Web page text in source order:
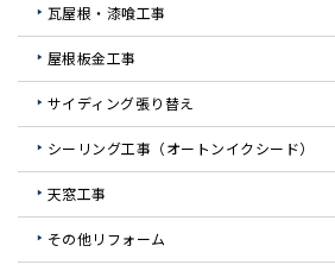
瓦屋根・漆喰工事
屋根板金工事
サイディング張り替え
シーリング工事（オートンイクシード）
天窓工事
その他リフォーム